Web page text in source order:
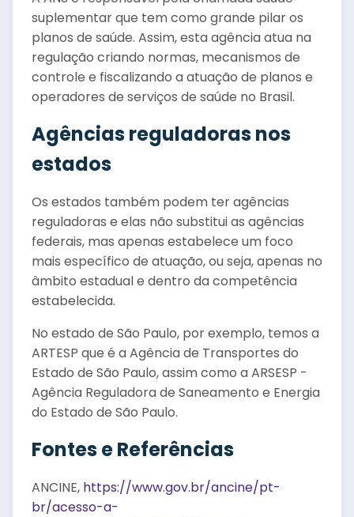
suplementar que tem como grande pilar os
planos de saúde. Assim, esta agência atua na
regulação criando normas, mecanismos de
controle e fiscalizando a atuação de planos e
operadores de serviços de saúde no Brasil.
Agências reguladoras nos
estados
Os estados também podem ter agências
reguladoras e elas não substitui as agências
federais, mas apenas estabelece um foco
mais específico de atuação, ou seja, apenas no
âmbito estadual e dentro da competência
estabelecida.
No estado de São Paulo, por exemplo, temos a
ARTESP que é a Agência de Transportes do
Estado de São Paulo, assim como a ARSESP -
Agência Reguladora de Saneamento e Energia
do Estado de São Paulo.
Fontes e Referências
ANCINE, https://www.gov.br/ancine/pt-
br/acesso-a-